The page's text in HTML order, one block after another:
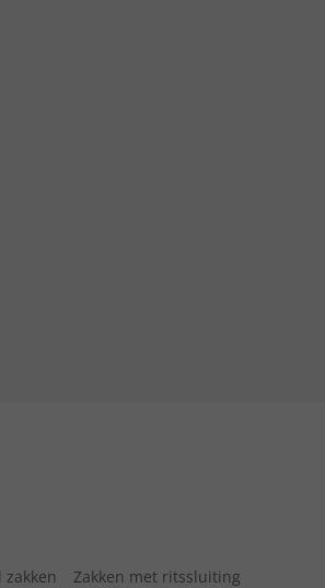
zakken Zakken met ritssluiting